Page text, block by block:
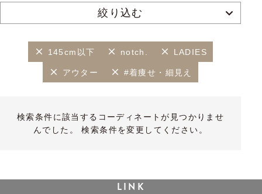
絞り込む
145cm以下 notch. LADIES
アウター #着痩せ・細見え
検索条件に該当するコーディネートが見つかりませ
んでした。 検索条件を変更してください。
LINK